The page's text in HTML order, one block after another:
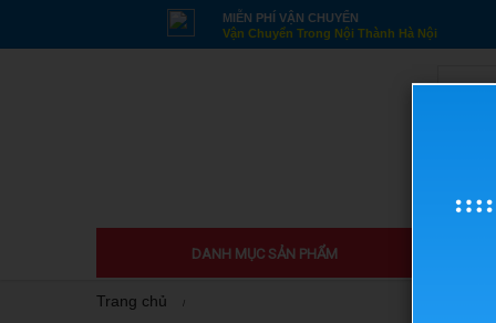
MIỄN PHÍ VẬN CHUYỂN
Vận Chuyển Trong Nội Thành Hà Nội
DANH MỤC SẢN PHẨM
Trang chủ